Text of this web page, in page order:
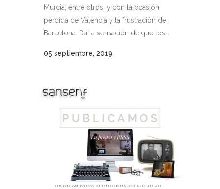
Murcia, entre otros, y con la ocasión
perdida de Valencia y la frustración de
Barcelona. Da la sensación de que los...
05 septiembre, 2019